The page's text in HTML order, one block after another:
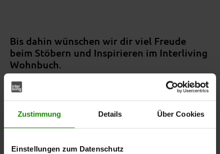
Zustimmung Details Über Cookies
Einstellungen zum Datenschutz
Bis dahin wünschen wir dir viel Freude
beim Stöbern und Inspirieren im Interliving
Wohnbuch.